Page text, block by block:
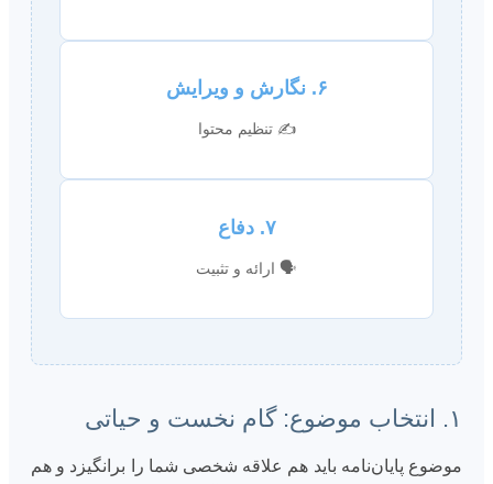
۶. نگارش و ویرایش
✍️ تنظیم محتوا
۷. دفاع
🗣️ ارائه و تثبیت
۱. انتخاب موضوع: گام نخست و حیاتی
موضوع پایان‌نامه باید هم علاقه شخصی شما را برانگیزد و هم